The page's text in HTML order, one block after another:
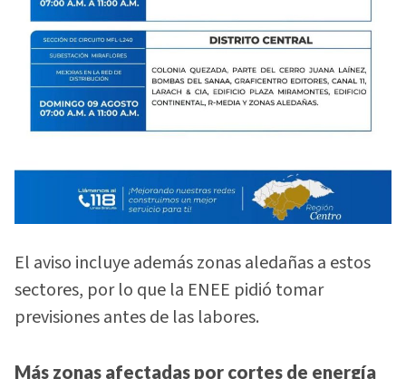
El aviso incluye además zonas aledañas a estos
sectores, por lo que la ENEE pidió tomar
previsiones antes de las labores.
Más zonas afectadas por cortes de energía